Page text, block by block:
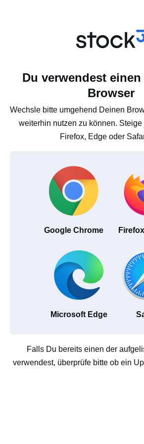
Du verwendest
Browser
Wechsle bitte umgehend Deinen
weiterhin nutzen zu können. Steige
Firefox, Edge oder
Google Chrome
Microsoft Edge
Falls Du bereits einen der
verwendest, überprüfe bitte ob ein